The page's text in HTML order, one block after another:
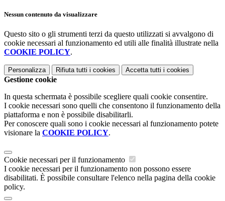
Nessun contenuto da visualizzare
Questo sito o gli strumenti terzi da questo utilizzati si avvalgono di
cookie necessari al funzionamento ed utili alle finalità illustrate nella
COOKIE POLICY.
Personalizza Rifiuta tutti i cookies Accetta tutti i cookies
Gestione cookie
In questa schermata è possibile scegliere quali cookie consentire.
I cookie necessari sono quelli che consentono il funzionamento della
piattaforma e non è possibile disabilitarli.
Per conoscere quali sono i cookie necessari al funzionamento potete
visionare la COOKIE POLICY.
Cookie necessari per il funzionamento
I cookie necessari per il funzionamento non possono essere
disabilitati. È possibile consultare l'elenco nella pagina della cookie
policy.